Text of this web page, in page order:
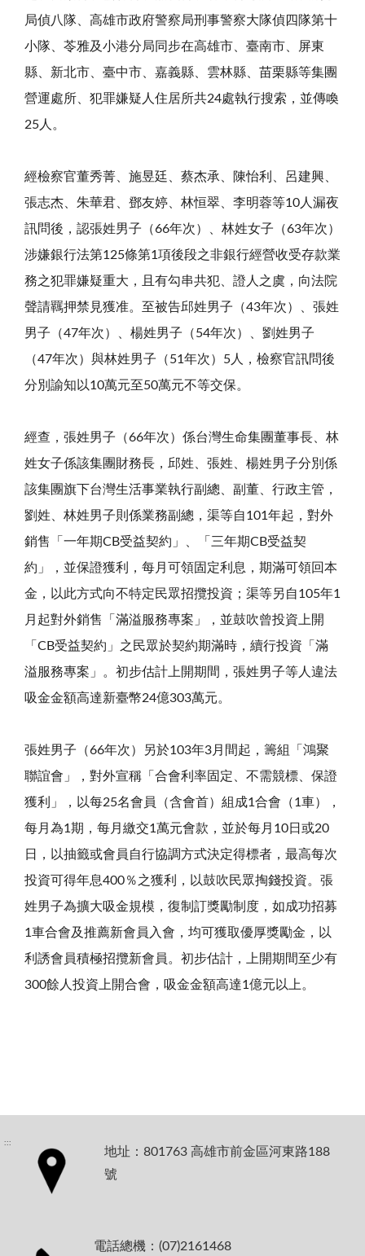
局偵八隊、高雄市政府警察局刑事警察大隊偵四隊第十
小隊、苓雅及小港分局同步在高雄市、臺南市、屏東
縣、新北市、臺中市、嘉義縣、雲林縣、苗栗縣等集團
營運處所、犯罪嫌疑人住居所共24處執行搜索，並傳喚
25人。
經檢察官董秀菁、施昱廷、蔡杰承、陳怡利、呂建興、
張志杰、朱華君、鄧友婷、林恒翠、李明蓉等10人漏夜
訊問後，認張姓男子（66年次）、林姓女子（63年次）
涉嫌銀行法第125條第1項後段之非銀行經營收受存款業
務之犯罪嫌疑重大，且有勾串共犯、證人之虞，向法院
聲請羈押禁見獲准。至被告邱姓男子（43年次）、張姓
男子（47年次）、楊姓男子（54年次）、劉姓男子
（47年次）與林姓男子（51年次）5人，檢察官訊問後
分別諭知以10萬元至50萬元不等交保。
經查，張姓男子（66年次）係台灣生命集團董事長、林
姓女子係該集團財務長，邱姓、張姓、楊姓男子分別係
該集團旗下台灣生活事業執行副總、副董、行政主管，
劉姓、林姓男子則係業務副總，渠等自101年起，對外
銷售「一年期CB受益契約」、「三年期CB受益契
約」，並保證獲利，每月可領固定利息，期滿可領回本
金，以此方式向不特定民眾招攬投資；渠等另自105年1
月起對外銷售「滿溢服務專案」，並鼓吹曾投資上開
「CB受益契約」之民眾於契約期滿時，續行投資「滿
溢服務專案」。初步估計上開期間，張姓男子等人違法
吸金金額高達新臺幣24億303萬元。
張姓男子（66年次）另於103年3月間起，籌組「鴻聚
聯誼會」，對外宣稱「合會利率固定、不需競標、保證
獲利」，以每25名會員（含會首）組成1合會（1車），
每月為1期，每月繳交1萬元會款，並於每月10日或20
日，以抽籤或會員自行協調方式決定得標者，最高每次
投資可得年息400％之獲利，以鼓吹民眾掏錢投資。張
姓男子為擴大吸金規模，復制訂獎勵制度，如成功招募
1車合會及推薦新會員入會，均可獲取優厚獎勵金，以
利誘會員積極招攬新會員。初步估計，上開期間至少有
300餘人投資上開合會，吸金金額高達1億元以上。
:::
地址：801763 高雄市前金區河東路188
號
電話總機：(07)2161468